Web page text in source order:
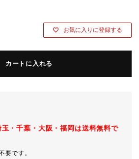
お気に入りに登録する
カートに入れる
・千葉・大阪・福岡は送料無料で
要です。